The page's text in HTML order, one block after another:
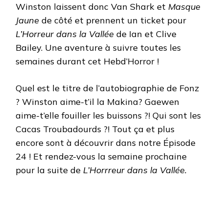
Winston laissent donc Van Shark et Masque
Jaune de côté et prennent un ticket pour
L’Horreur dans la Vallée de Ian et Clive
Bailey. Une aventure à suivre toutes les
semaines durant cet Hebd’Horror !
Quel est le titre de l’autobiographie de Fonz
? Winston aime-t’il la Makina? Gaewen
aime-t’elle fouiller les buissons ?! Qui sont les
Cacas Troubadourds ?! Tout ça et plus
encore sont à découvrir dans notre Épisode
24 ! Et rendez-vous la semaine prochaine
pour la suite de L’Horrreur dans la Vallée.